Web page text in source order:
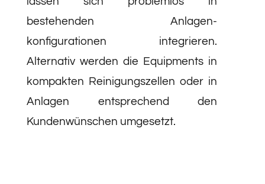
bestehenden Anlagen­
konfigurationen integrieren.
Alternativ werden die Equipments in
kompakten Reinigungszellen oder in
Anlagen entsprechend den
Kundenwünschen umgesetzt.